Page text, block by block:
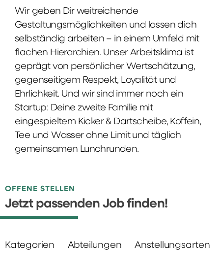
Wir geben Dir weitreichende
Gestaltungsmöglichkeiten und lassen dich
selbständig arbeiten – in einem Umfeld mit
flachen Hierarchien. Unser Arbeitsklima ist
geprägt von persönlicher Wertschätzung,
gegenseitigem Respekt, Loyalität und
Ehrlichkeit. Und wir sind immer noch ein
Startup: Deine zweite Familie mit
eingespieltem Kicker & Dartscheibe, Koffein,
Tee und Wasser ohne Limit und täglich
gemeinsamen Lunchrunden.
OFFENE STELLEN
Jetzt passenden Job finden!
Kategorien Abteilungen Anstellungsarten